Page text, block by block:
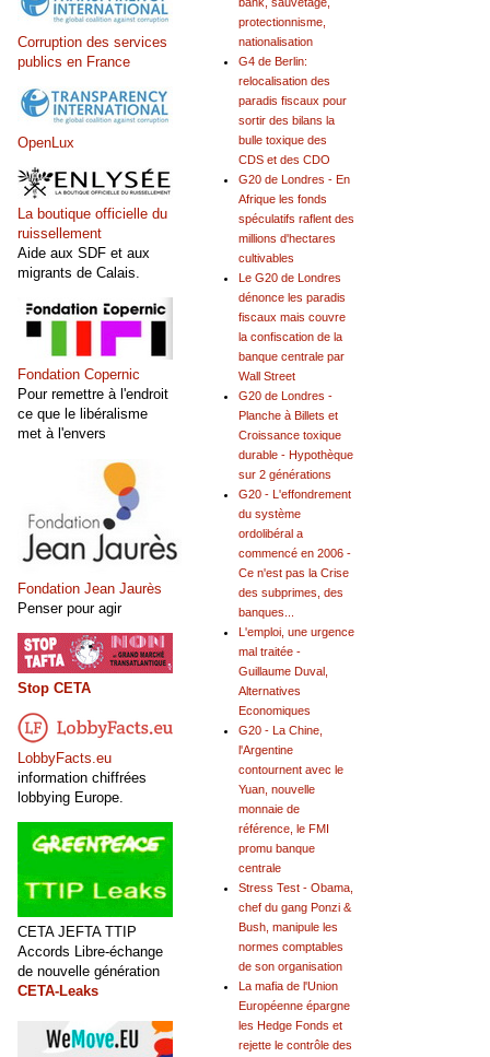
protectionnisme,
nationalisation
G4 de Berlin:
relocalisation des
paradis fiscaux pour
sortir des bilans la
bulle toxique des
CDS et des CDO
G20 de Londres - En
Afrique les fonds
spéculatifs raflent des
millions d'hectares
cultivables
Le G20 de Londres
dénonce les paradis
fiscaux mais couvre
la confiscation de la
banque centrale par
Wall Street
G20 de Londres -
Planche à Billets et
Croissance toxique
durable - Hypothèque
sur 2 générations
G20 - L'effondrement
du système
ordolibéral a
commencé en 2006 -
Ce n'est pas la Crise
des subprimes, des
banques...
L'emploi, une urgence
mal traitée -
Guillaume Duval,
Alternatives
Economiques
G20 - La Chine,
l'Argentine
contournent avec le
Yuan, nouvelle
monnaie de
référence, le FMI
promu banque
centrale
Stress Test - Obama,
chef du gang Ponzi &
Bush, manipule les
normes comptables
de son organisation
La mafia de l'Union
Européenne épargne
les Hedge Fonds et
rejette le contrôle des
Corruption des services
publics en France
OpenLux
La boutique officielle du
ruissellement
Aide aux SDF et aux
migrants de Calais.
Fondation Copernic
Pour remettre à l'endroit
ce que le libéralisme
met à l'envers
Fondation Jean Jaurès
Penser pour agir
Stop CETA
LobbyFacts.eu
information chiffrées
lobbying Europe.
CETA JEFTA TTIP
Accords Libre-échange
de nouvelle génération
CETA-Leaks